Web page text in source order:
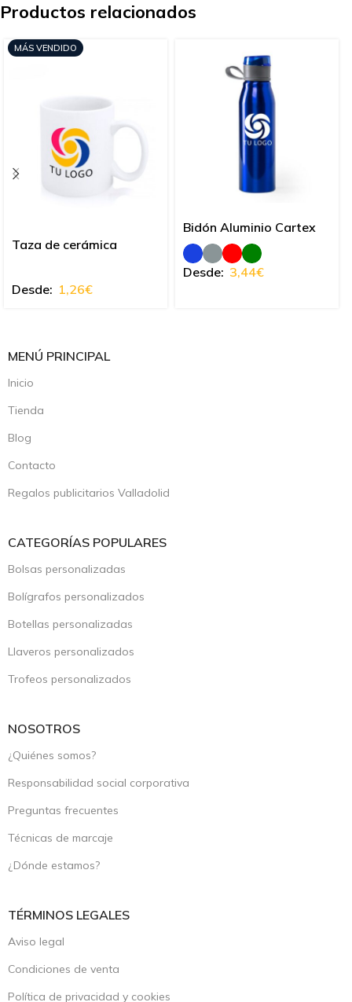
Productos relacionados
MÁS VENDIDO
Taza de cerámica
Desde: 1,26€
Bidón Aluminio Cartex
Desde: 3,44€
MENÚ PRINCIPAL
Inicio
Tienda
Blog
Contacto
Regalos publicitarios Valladolid
CATEGORÍAS POPULARES
Bolsas personalizadas
Bolígrafos personalizados
Botellas personalizadas
Llaveros personalizados
Trofeos personalizados
NOSOTROS
¿Quiénes somos?
Responsabilidad social corporativa
Preguntas frecuentes
Técnicas de marcaje
¿Dónde estamos?
TÉRMINOS LEGALES
Aviso legal
Condiciones de venta
Política de privacidad y cookies